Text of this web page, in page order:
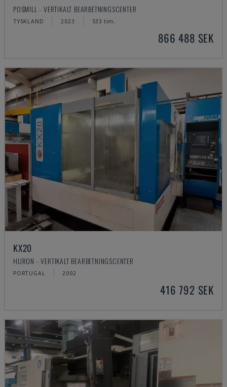
POSMILL - VERTIKALT BEARBETNINGSCENTER
TYSKLAND 2023 533 tim.
866 488 SEK
KX20
HURON - VERTIKALT BEARBETNINGSCENTER
PORTUGAL 2002
416 792 SEK